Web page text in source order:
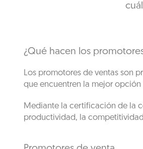
¿Qué hacen los
Los promotores de ventas son
que encuentren la mejor
Mediante la certificación de la
productividad, la